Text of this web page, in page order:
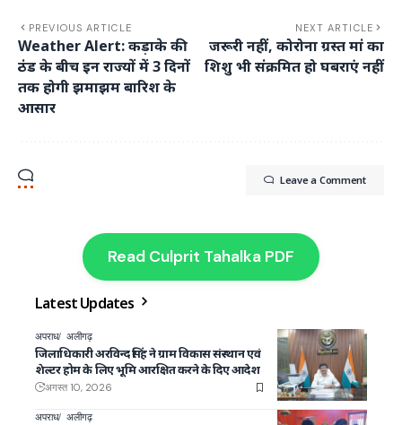
PREVIOUS ARTICLE
Weather Alert: कड़ाके की
ठंड के बीच इन राज्यों में 3 दिनों
तक होगी झमाझम बारिश के
आसार
NEXT ARTICLE
जरूरी नहीं, कोरोना ग्रस्त मां का
शिशु भी संक्रमित हो घबराएं नहीं
Leave a Comment
Read Culprit Tahalka PDF
Latest Updates
अपराध अलीगढ़
जिलाधिकारी अरविन्द सिंह ने ग्राम विकास संस्थान एवं
शेल्टर होम के लिए भूमि आरक्षित करने के दिए आदेश
अगस्त 10, 2026
अपराध अलीगढ़